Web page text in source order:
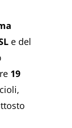
e del
19